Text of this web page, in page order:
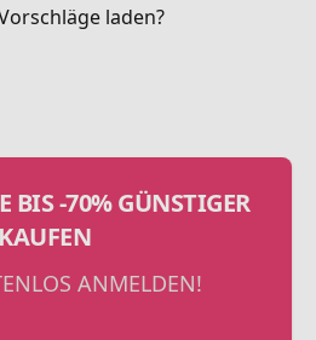
laden?
BIS -70% GÜNSTIGER
KAUFEN
ANMELDEN!